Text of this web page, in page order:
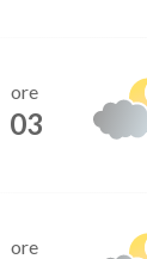
ore
03
ore